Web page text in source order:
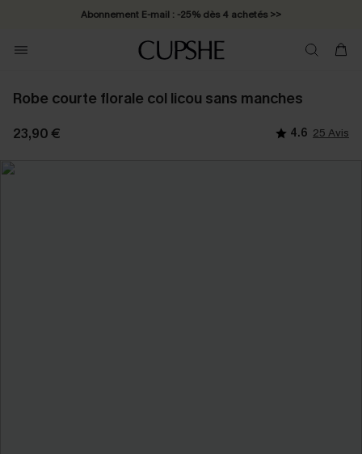
Abonnement E-mail : -25% dès 4 achetés >>
Robe courte florale col licou sans manches
23,90 € 4.6 25 Avis